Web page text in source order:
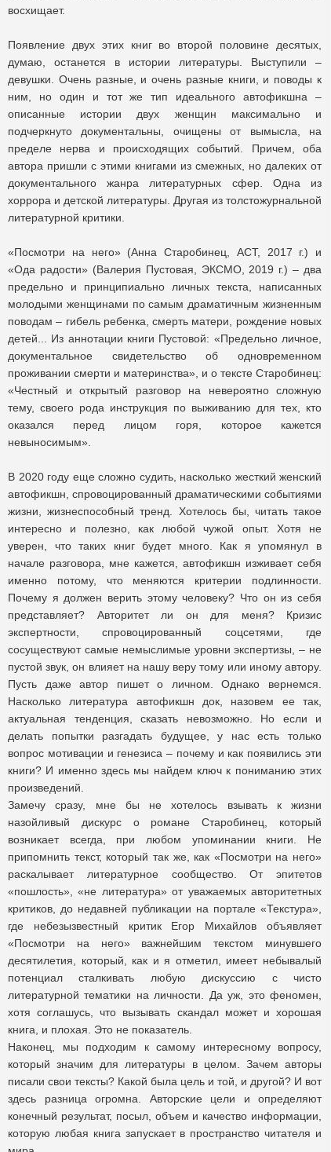
восхищает.
Появление двух этих книг во второй половине десятых,
думаю, останется в истории литературы. Выступили –
девушки. Очень разные, и очень разные книги, и поводы к
ним, но один и тот же тип идеального автофикшна –
описанные истории двух женщин максимально и
подчеркнуто документальны, очищены от вымысла, на
пределе нерва и происходящих событий. Причем, оба
автора пришли с этими книгами из смежных, но далеких от
документального жанра литературных сфер. Одна из
хоррора и детской литературы. Другая из толстожурнальной
литературной критики.
«Посмотри на него» (Анна Старобинец, АСТ, 2017 г.) и
«Ода радости» (Валерия Пустовая, ЭКСМО, 2019 г.) – два
предельно и принципиально личных текста, написанных
молодыми женщинами по самым драматичным жизненным
поводам – гибель ребенка, смерть матери, рождение новых
детей... Из аннотации книги Пустовой: «Предельно личное,
документальное свидетельство об одновременном
проживании смерти и материнства», и о тексте Старобинец:
«Честный и открытый разговор на невероятно сложную
тему, своего рода инструкция по выживанию для тех, кто
оказался перед лицом горя, которое кажется
невыносимым».
В 2020 году еще сложно судить, насколько жесткий женский
автофикшн, спровоцированный драматическими событиями
жизни, жизнеспособный тренд. Хотелось бы, читать такое
интересно и полезно, как любой чужой опыт. Хотя не
уверен, что таких книг будет много. Как я упомянул в
начале разговора, мне кажется, автофикшн изживает себя
именно потому, что меняются критерии подлинности.
Почему я должен верить этому человеку? Что он из себя
представляет? Авторитет ли он для меня? Кризис
экспертности, спровоцированный соцсетями, где
сосуществуют самые немыслимые уровни экспертизы, – не
пустой звук, он влияет на нашу веру тому или иному автору.
Пусть даже автор пишет о личном. Однако вернемся.
Насколько литература автофикшн док, назовем ее так,
актуальная тенденция, сказать невозможно. Но если и
делать попытки разгадать будущее, у нас есть только
вопрос мотивации и генезиса – почему и как появились эти
книги? И именно здесь мы найдем ключ к пониманию этих
произведений.
Замечу сразу, мне бы не хотелось взывать к жизни
назойливый дискурс о романе Старобинец, который
возникает всегда, при любом упоминании книги. Не
припомнить текст, который так же, как «Посмотри на него»
раскалывает литературное сообщество. От эпитетов
«пошлость», «не литература» от уважаемых авторитетных
критиков, до недавней публикации на портале «Текстура»,
где небезызвестный критик Егор Михайлов объявляет
«Посмотри на него» важнейшим текстом минувшего
десятилетия, который, как и я отметил, имеет небывалый
потенциал сталкивать любую дискуссию с чисто
литературной тематики на личности. Да уж, это феномен,
хотя соглашусь, что вызывать скандал может и хорошая
книга, и плохая. Это не показатель.
Наконец, мы подходим к самому интересному вопросу,
который значим для литературы в целом. Зачем авторы
писали свои тексты? Какой была цель и той, и другой? И вот
здесь разница огромна. Авторские цели и определяют
конечный результат, посыл, объем и качество информации,
которую любая книга запускает в пространство читателя и